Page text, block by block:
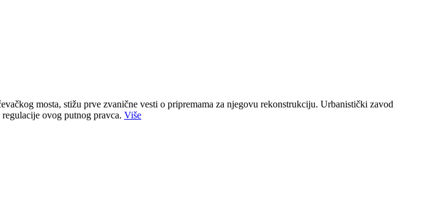
mosta, stižu prve zvanične vesti o pripremama za njegovu rekonstrukciju. Urbanistički zavod
ovog putnog pravca. Više